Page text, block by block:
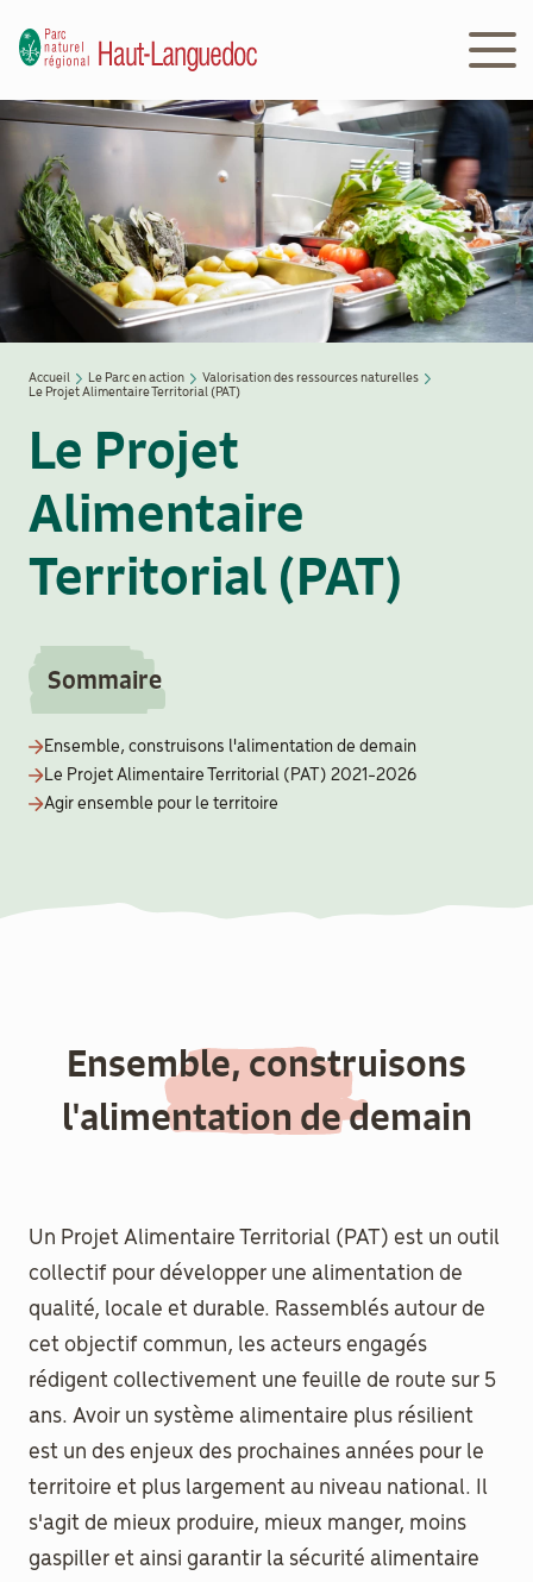
contenu
principal
principaleDécouvrir
le Parc
Le
Parc
Le
Parc
peut
vous
Menu
Recrutement
Documenthèque
Fil
Accueil Le Parc en action
Valorisation des ressources naturelles
Le Projet Alimentaire Territorial (PAT)
Le Projet
Alimentaire
Territorial (PAT)
Sommaire
Ensemble, construisons l'alimentation de demain
Le Projet Alimentaire Territorial (PAT) 2021-2026
Agir ensemble pour le territoire
Ensemble, construisons
l'alimentation de demain
Un Projet Alimentaire Territorial (PAT) est un outil
collectif pour développer une alimentation de
qualité, locale et durable. Rassemblés autour de
cet objectif commun, les acteurs engagés
rédigent collectivement une feuille de route sur 5
ans. Avoir un système alimentaire plus résilient
est un des enjeux des prochaines années pour le
territoire et plus largement au niveau national. Il
s'agit de mieux produire, mieux manger, moins
gaspiller et ainsi garantir la sécurité alimentaire